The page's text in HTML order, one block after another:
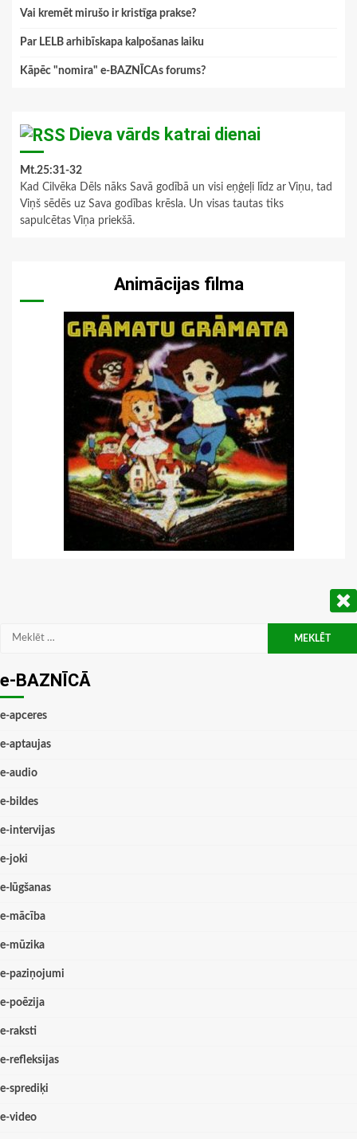
Vai kremēt mirušo ir kristīga prakse?
Par LELB arhibīskapa kalpošanas laiku
Kāpēc "nomira" e-BAZNĪCAs forums?
Dieva vārds katrai dienai
Mt.25:31-32
Kad Cilvēka Dēls nāks Savā godībā un visi eņģeļi līdz ar Viņu, tad
Viņš sēdēs uz Sava godības krēsla. Un visas tautas tiks
sapulcētas Viņa priekšā.
Animācijas filma
Meklēt:
e-BAZNĪCĀ
e-apceres
e-aptaujas
e-audio
e-bildes
e-intervijas
e-joki
e-lūgšanas
e-mācība
e-mūzika
e-paziņojumi
e-poēzija
e-raksti
e-refleksijas
e-sprediķi
e-video